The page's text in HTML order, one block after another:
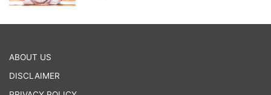
ABOUT US
DISCLAIMER